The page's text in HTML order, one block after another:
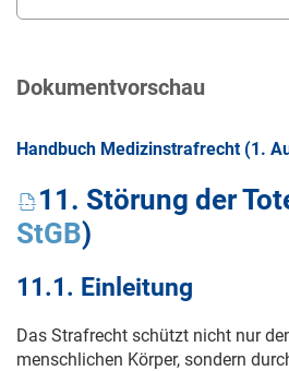
Dokumentvorschau
Handbuch Medizinstrafrecht (1.
11. Störung der
StGB)
11.1. Einleitung
Das Strafrecht schützt nicht nur
menschlichen Körper, sondern